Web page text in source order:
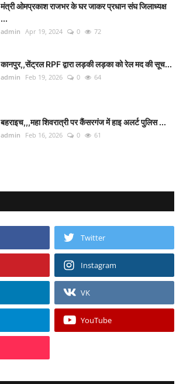
मंत्री ओमप्रकाश राजभर के घर जाकर प्रधान संघ जिलाध्यक्ष
...
admin Apr 19, 2024 0 72
कानपुर,,सेंट्रल RPF द्वारा लड़की लड़का को रेल मद की सूच...
admin Feb 19, 2026 0 64
बहराइच,,,महा शिवरात्री पर कैंसरगंज में हाइ अलर्ट पुलिस ...
admin Feb 16, 2026 0 61
Twitter
Instagram
VK
YouTube